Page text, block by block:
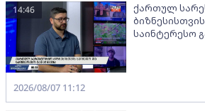
ქართულ
საინტერესო
14:46
2026/08/07 11:12